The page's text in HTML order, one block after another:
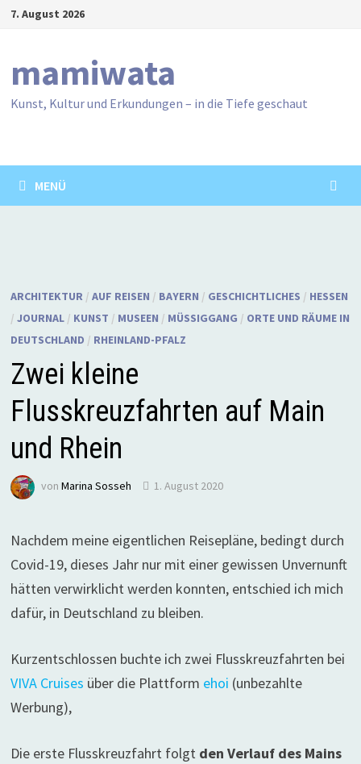
Zum7. August 2026
mamiwata
Kunst, Kultur und Erkundungen – in die Tiefe geschaut
MENÜ
ARCHITEKTUR / AUF REISEN / BAYERN / GESCHICHTLICHES / HESSEN
/ JOURNAL/ KUNST / MUSEEN / MÜSSIGGANG / ORTE UND RÄUME IN
DEUTSCHLAND / RHEINLAND-PFALZ
Zwei kleine
Flusskreuzfahrten auf Main
und Rhein
von Marina Sosseh 1. August 2020
Nachdem meine eigentlichen Reisepläne, bedingt durch
Covid-19, dieses Jahr nur mit einer gewissen Unvernunft
hätten verwirklicht werden konnten, entschied ich mich
dafür, in Deutschland zu bleiben.
Kurzentschlossen buchte ich zwei Flusskreuzfahrten bei
VIVA Cruises über die Plattform ehoi (unbezahlte
Werbung),
Die erste Flusskreuzfahrt folgt den Verlauf des Mains